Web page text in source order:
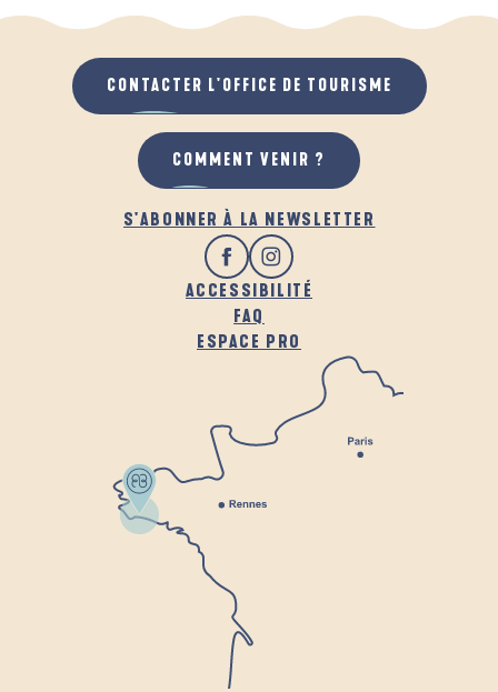
QUAND IL PLEUT
AU GRAND AIR
S'ABONNER À LA NEWSLETTER
ACCESSIBILITÉ
FAQ
ESPACE PRO
CONTACTER L'OFFICE DE TOURISME
COMMENT VENIR ?